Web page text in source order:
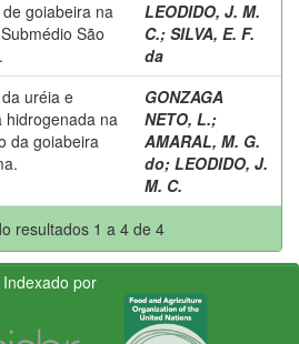
goiabeira na
São
LEODIDO, J. M.
C.; SILVA, E. F.
da
uréia e
hidrogenada na
da goiabeira
GONZAGA
NETO, L.;
AMARAL, M. G.
do; LEODIDO, J.
M. C.
resultados 1 a 4 de 4
Indexado por